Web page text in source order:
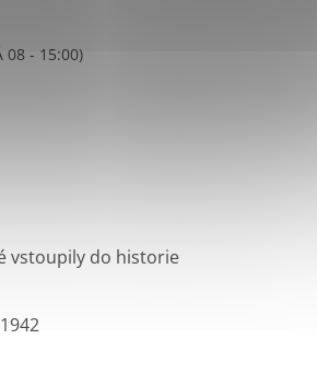
08 - 15:00)
vstoupily do historie